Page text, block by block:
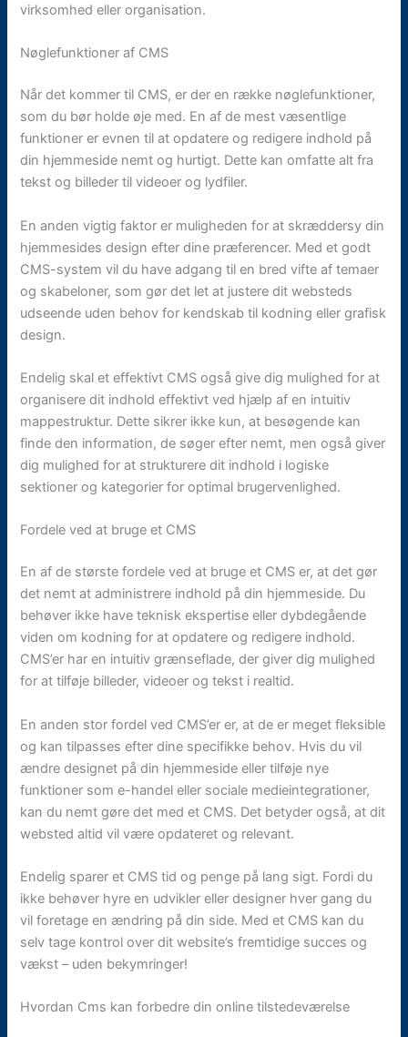
virksomhed eller organisation.
Nøglefunktioner af CMS
Når det kommer til CMS, er der en række nøglefunktioner,
som du bør holde øje med. En af de mest væsentlige
funktioner er evnen til at opdatere og redigere indhold på
din hjemmeside nemt og hurtigt. Dette kan omfatte alt fra
tekst og billeder til videoer og lydfiler.
En anden vigtig faktor er muligheden for at skræddersy din
hjemmesides design efter dine præferencer. Med et godt
CMS-system vil du have adgang til en bred vifte af temaer
og skabeloner, som gør det let at justere dit websteds
udseende uden behov for kendskab til kodning eller grafisk
design.
Endelig skal et effektivt CMS også give dig mulighed for at
organisere dit indhold effektivt ved hjælp af en intuitiv
mappestruktur. Dette sikrer ikke kun, at besøgende kan
finde den information, de søger efter nemt, men også giver
dig mulighed for at strukturere dit indhold i logiske
sektioner og kategorier for optimal brugervenlighed.
Fordele ved at bruge et CMS
En af de største fordele ved at bruge et CMS er, at det gør
det nemt at administrere indhold på din hjemmeside. Du
behøver ikke have teknisk ekspertise eller dybdegående
viden om kodning for at opdatere og redigere indhold.
CMS’er har en intuitiv grænseflade, der giver dig mulighed
for at tilføje billeder, videoer og tekst i realtid.
En anden stor fordel ved CMS’er er, at de er meget fleksible
og kan tilpasses efter dine specifikke behov. Hvis du vil
ændre designet på din hjemmeside eller tilføje nye
funktioner som e-handel eller sociale medieintegrationer,
kan du nemt gøre det med et CMS. Det betyder også, at dit
websted altid vil være opdateret og relevant.
Endelig sparer et CMS tid og penge på lang sigt. Fordi du
ikke behøver hyre en udvikler eller designer hver gang du
vil foretage en ændring på din side. Med et CMS kan du
selv tage kontrol over dit website’s fremtidige succes og
vækst – uden bekymringer!
Hvordan Cms kan forbedre din online tilstedeværelse